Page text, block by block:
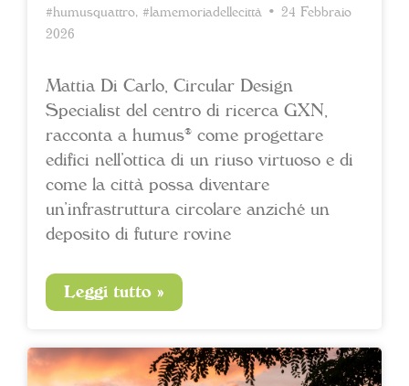
#humusquattro, #lamemoriadellecittà • 24 Febbraio
2026
Mattia Di Carlo, Circular Design
Specialist del centro di ricerca GXN,
racconta a humus® come progettare
edifici nell’ottica di un riuso virtuoso e di
come la città possa diventare
un’infrastruttura circolare anziché un
deposito di future rovine
Leggi tutto »